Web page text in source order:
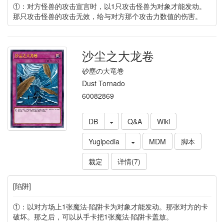
①：对方怪兽的攻击宣言时，以1只攻击怪兽为对象才能发动。
那只攻击怪兽的攻击无效，给与对方那个攻击力数值的伤害。
沙尘之大龙卷
砂塵の大竜巻
Dust Tornado
60082869
DB Q&A
Wiki
Yugipedia
MDM
脚本
裁定
详情(7)
[陷阱]
①：以对方场上1张魔法·陷阱卡为对象才能发动。那张对方的卡
破坏。那之后，可以从手卡把1张魔法·陷阱卡盖放。